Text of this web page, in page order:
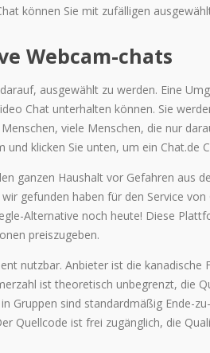
können Sie mit zufälligen
Webcam-chats
ausgewählt zu werden. Eine
Chat unterhalten können. Sie
viele Menschen, die nur
und klicken Sie unten, um ein Chat.de
ganzen Haushalt vor Gefahren aus
gefunden haben für den Service
Alternative noch heute! Diese
preiszugeben.
nutzbar. Anbieter ist die
ist theoretisch unbegrenzt, die
Gruppen sind standardmäßig Ende-
Quellcode ist frei zugänglich, die